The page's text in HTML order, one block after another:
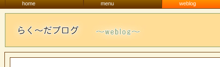
home menu weblog